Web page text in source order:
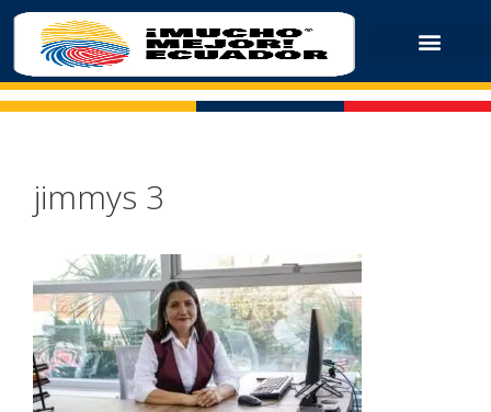
jimmys 3